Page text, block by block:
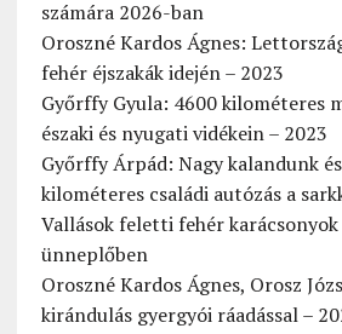
számára 2026-ban
Oroszné Kardos Ágnes:
fehér éjszakák idején – 2023
Győrffy Gyula: 4600 kilométeres
északi és nyugati vidékein – 2023
Győrffy Árpád: Nagy kalandunk
kilométeres családi autózás a
Vallások feletti fehér
ünneplőben
Oroszné Kardos Ágnes, Orosz
kirándulás gyergyói ráadással –